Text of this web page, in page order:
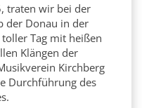
traten wir bei der
der Donau in der
toller Tag mit heißen
Klängen der
Kirchberg
Durchführung des